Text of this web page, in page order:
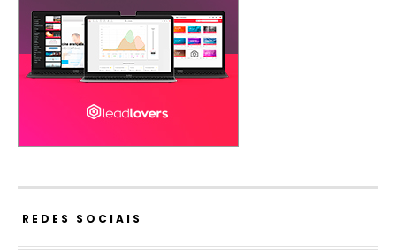
REDES SOCIAIS